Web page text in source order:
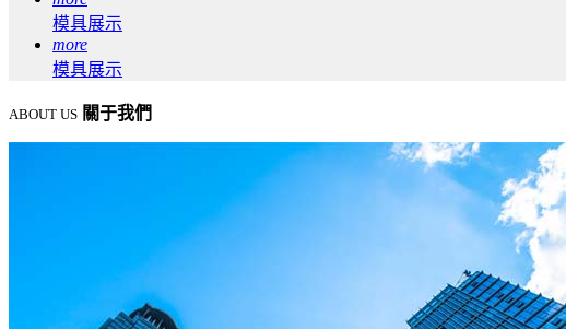
模具展示
more
模具展示
ABOUT US 關于我們